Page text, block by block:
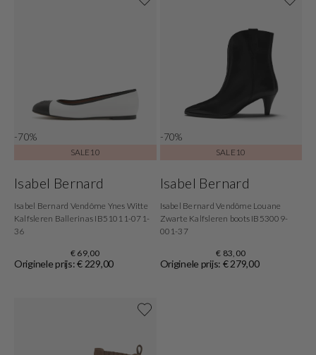
-70%
SALE10
Isabel Bernard
Isabel Bernard Vendôme Ynes Witte
Kalfsleren Ballerinas IB51011-071-
36
€ 69,00
Originele prijs: € 229,00
-70%
SALE10
Isabel Bernard
Isabel Bernard Vendôme Louane
Zwarte Kalfsleren boots IB53009-
001-37
€ 83,00
Originele prijs: € 279,00